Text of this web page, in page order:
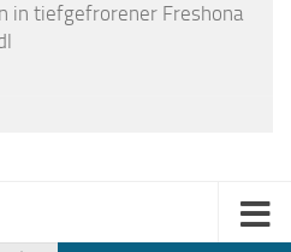
in tiefgefrorener Freshona